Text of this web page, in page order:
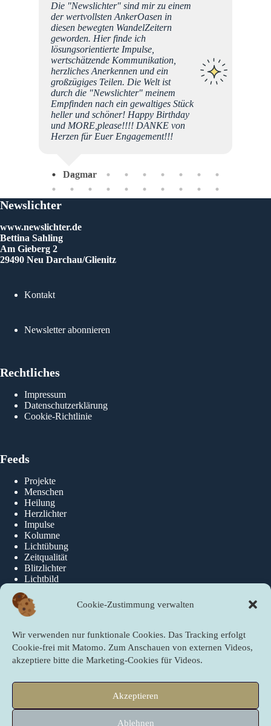
Cookie-Zustimmung verwalten
Wir verwenden nur funktionale Cookies. Das Tracking erfolgt
Cookie-frei mit Matomo. Zum Anschauen von externen Videos,
akzeptiere bitte die Marketing-Cookies für Videos.
Akzeptieren
Ablehnen
Die "Newslichter" sind mir zu einem
der wertvollsten AnkerOasen in
diesen bewegten WandelZeitern
geworden. Hier finde ich
lösungsorientierte Impulse,
wertschätzende Kommunikation,
herzliches Anerkennen und ein
großzügiges Teilen. Die Welt ist
durch die "Newslichter" meinem
Empfinden nach ein gewaltiges Stück
heller und schöner! Happy Birthday
und MORE,please!!!! DANKE von
Herzen für Euer Engagement!!!
Dagmar
Newslichter
www.newslichter.de
Bettina Sahling
Am Gieberg 2
29490 Neu Darchau/Glienitz
Kontakt
Newsletter abonnieren
Rechtliches
Impressum
Datenschutzerklärung
Cookie-Richtlinie
Feeds
Projekte
Menschen
Heilung
Herzlichter
Impulse
Kolumne
Lichtübung
Zeitqualität
Blitzlichter
Lichtbild
Über Uns
Quicklinks
PartnerInnen der newslichter